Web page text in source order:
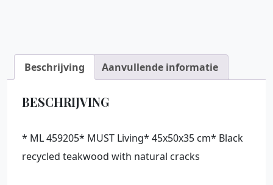
Beschrijving Aanvullende informatie
BESCHRIJVING
* ML 459205* MUST Living* 45x50x35 cm* Black
recycled teakwood with natural cracks